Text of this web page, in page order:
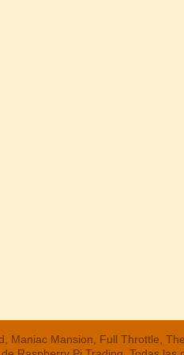
Maniac Mansion, Full Throttle,